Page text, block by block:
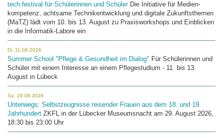
tech.festival für Schülerinnen und Schüler Die Initiative für Medien­
kompetenz, achtsame Technikentwicklung und digitale Zukunftsthemen
(MaTZ) lädt vom 10. bis 13. August zu Praxisworkshops und Einblicken
in die Informatik-Labore ein
Di, 11.08.2026
Summer School "Pflege & Gesundheit im Dialog" Für Schülerinnen und
Schüler mit einem Interesse an einem Pflegestudium - 11. bis 13.
August in Lübeck
Sa, 29.08.2026
Unterwegs: Selbstzeugnisse reisender Frauen aus dem 18. und 19.
Jahrhundert ZKFL in der Lübecker Museumsnacht am 29. August 2026,
18:30 bis 23:00 Uhr